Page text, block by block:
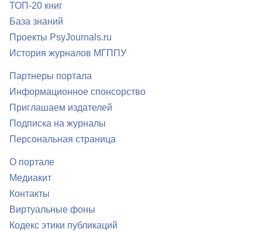
ТОП-20 книг
База знаний
Проекты PsyJournals.ru
История журналов МГППУ
Партнеры портала
Информационное спонсорство
Приглашаем издателей
Подписка на журналы
Персональная страница
О портале
Медиакит
Контакты
Виртуальные фоны
Кодекс этики публикаций